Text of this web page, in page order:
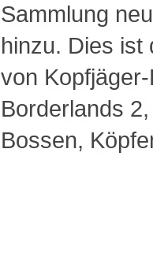
Sammlung
hinzu. Dies ist
von
Borderlands
Bossen,